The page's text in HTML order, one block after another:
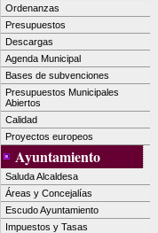
Ordenanzas
Presupuestos
Descargas
Agenda Municipal
Bases de subvenciones
Presupuestos Municipales
Abiertos
Calidad
Proyectos europeos
Ayuntamiento
Saluda Alcaldesa
Áreas y Concejalías
Escudo Ayuntamiento
Impuestos y Tasas